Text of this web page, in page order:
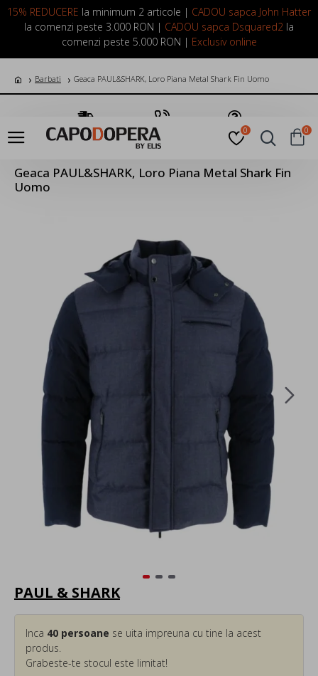
15% REDUCERE la minimum 2 articole | CADOU sapca John Hatter
la comenzi peste 3.000 RON | CADOU sapca Dsquared2 la
comenzi peste 5.000 RON | Exclusiv online
LOGIN INREGISTRARE
0 0
Barbati Geaca PAUL&SHARK, Loro Piana Metal Shark Fin Uomo
Transport Gratuit Suna Acum Pune o Intrebare
Geaca PAUL&SHARK, Loro Piana Metal Shark Fin
Uomo
PAUL & SHARK
Inca 40 persoane se uita impreuna cu tine la acest
produs.
Grabeste-te stocul este limitat!